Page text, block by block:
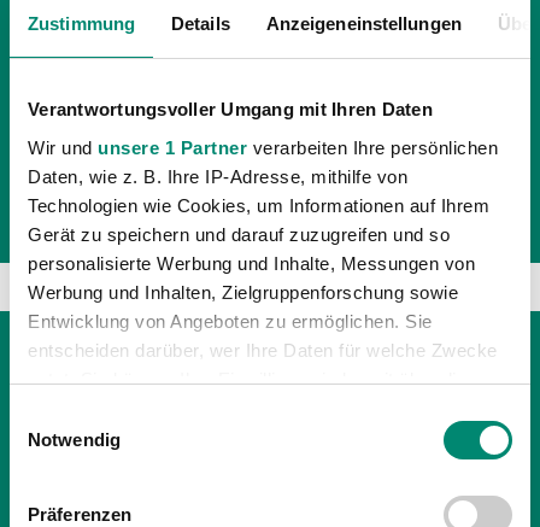
Zustimmung Details Anzeigeneinstellungen
Verantwortungsvoller Umgang mit Ihren Daten
Wir und unsere 1 Partner verarbeiten Ihre persönlichen
Daten, wie z. B. Ihre IP-Adresse, mithilfe von
Technologien wie Cookies, um Informationen auf Ihrem
Gerät zu speichern und darauf zuzugreifen und so
personalisierte Werbung und Inhalte, Messungen von
Werbung und Inhalten, Zielgruppenforschung sowie
Entwicklung von Angeboten zu ermöglichen. Sie
entscheiden darüber, wer Ihre Daten für welche Zwecke
nutzt. Sie können Ihre Einwilligung jederzeit über die
Trigger Symbol ändern oder widerrufen
Erfahren Sie mehr darüber, wie Ihre persönlichen Daten
Notwendig
Präferenzen
In der vorgezogenen ersten Frühjahrsrunde setzte es
für unsere Jungen Wikinger eine knappe 1:2
grünen Treffer im Innviertler Derby erzielte Andre Zrni